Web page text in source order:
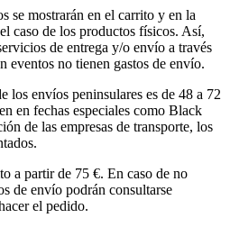
se mostrarán en el carrito y en la
caso de los productos físicos. Así,
de entrega y/o envío a través
eventos no tienen gastos de envío.
los envíos peninsulares es de 48 a 72
en fechas especiales como Black
de las empresas de transporte, los
a partir de 75 €. En caso de no
de envío podrán consultarse
el pedido.